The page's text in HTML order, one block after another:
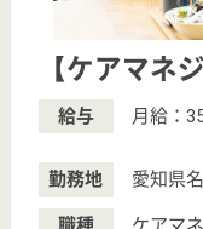
初めての介護転職
介護転職お悩み相談室
転職事例